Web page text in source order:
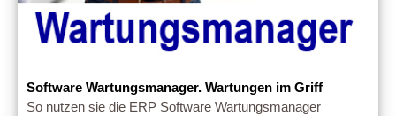
Software Wartungsmanager. Wartungen im Griff
So nutzen sie die ERP Software Wartungsmanager